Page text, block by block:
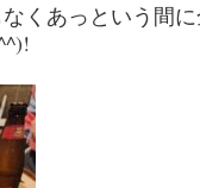
くあっという間